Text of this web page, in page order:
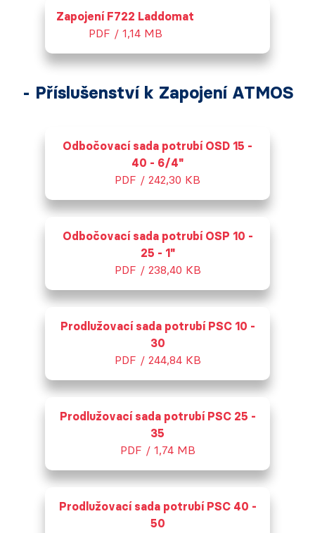
Zapojení F722 Laddomat
PDF / 1,14 MB
- Příslušenství k Zapojení ATMOS
Odbočovací sada potrubí OSD 15 -
40 - 6/4"
PDF / 242,30 KB
Odbočovací sada potrubí OSP 10 -
25 - 1"
PDF / 238,40 KB
Prodlužovací sada potrubí PSC 10 -
30
PDF / 244,84 KB
Prodlužovací sada potrubí PSC 25 -
35
PDF / 1,74 MB
Prodlužovací sada potrubí PSC 40 -
50